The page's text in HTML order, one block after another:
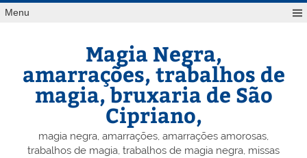
Skip
toMenu
Magia Negra,
amarrações, trabalhos de
magia, bruxaria de São
Cipriano,
magia negra, amarrações, amarrações amorosas,
trabalhos de magia, trabalhos de magia negra, missas